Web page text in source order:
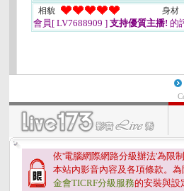
相貌 身材
會員[ LV7688909 ] 支持優質主播! 的
依'電腦網際網路分級辦法'為限
本站內影音內容及各項條款。
金會TICRF分級服務的安裝與設